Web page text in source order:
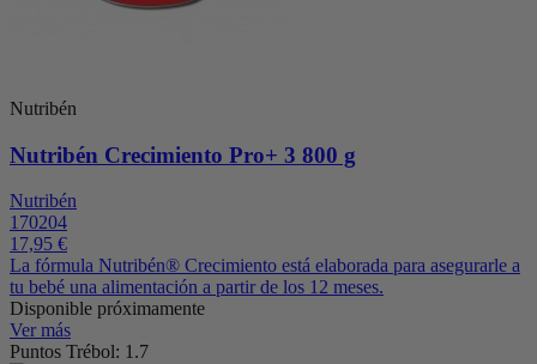
Nutribén
Nutribén Crecimiento Pro+ 3 800 g
Nutribén
170204
17,95 €
La fórmula Nutribén® Crecimiento está elaborada para asegurarle a
tu bebé una alimentación a partir de los 12 meses.
Disponible próximamente
Ver más
Puntos Trébol: 1.7